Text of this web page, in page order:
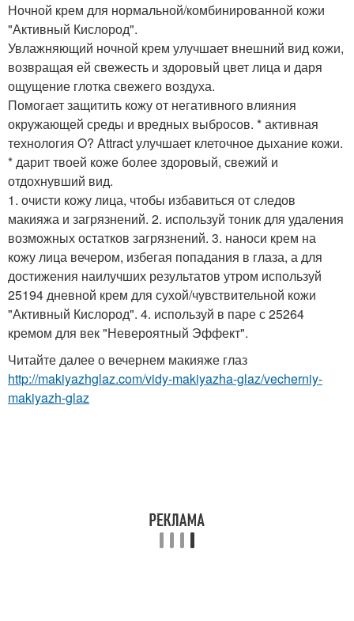
Ночной крем для нормальной/комбинированной кожи
"Активный Кислород".
Увлажняющий ночной крем улучшает внешний вид кожи,
возвращая ей свежесть и здоровый цвет лица и даря
ощущение глотка свежего воздуха.
Помогает защитить кожу от негативного влияния
окружающей среды и вредных выбросов. * активная
технология O? Attract улучшает клеточное дыхание кожи.
* дарит твоей коже более здоровый, свежий и
отдохнувший вид.
1. очисти кожу лица, чтобы избавиться от следов
макияжа и загрязнений. 2. используй тоник для удаления
возможных остатков загрязнений. 3. наноси крем на
кожу лица вечером, избегая попадания в глаза, а для
достижения наилучших результатов утром используй
25194 дневной крем для сухой/чувствительной кожи
"Активный Кислород". 4. используй в паре с 25264
кремом для век "Невероятный Эффект".
Читайте далее о вечернем макияже глаз
http://makiyazhglaz.com/vidy-makiyazha-glaz/vecherniy-
makiyazh-glaz